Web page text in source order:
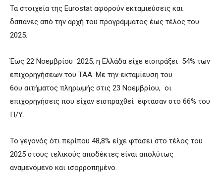
Τα στοιχεία της Eurostat αφορούν εκταμιεύσεις και
δαπάνες από την αρχή του προγράμματος έως τέλος του
2025.
Έως 22 Νοεμβρίου 2025, η Ελλάδα είχε εισπράξει 54% των
επιχορηγήσεων του ΤΑΑ. Με την εκταμίευση του
6ου αιτήματος πληρωμής στις 23 Νοεμβρίου, οι
επιχορηγήσεις που είχαν εισπραχθεί έφτασαν στο 66% του
Π/Υ.
Το γεγονός ότι περίπου 48,8% είχε φτάσει στο τέλος του
2025 στους τελικούς αποδέκτες είναι απολύτως
αναμενόμενο και ισορροπημένο.